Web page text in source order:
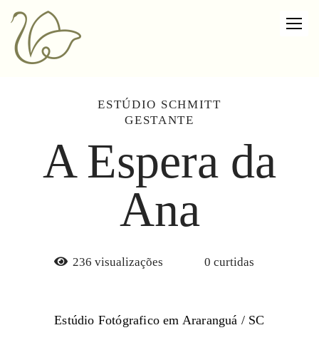
ESTÚDIO SCHMITT
GESTANTE
A Espera da
Ana
236 visualizações 0 curtidas
Estúdio Fotógrafico em Araranguá / SC